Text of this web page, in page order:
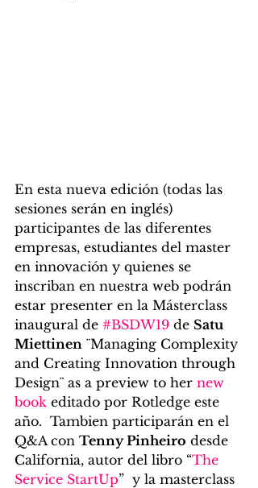
En esta nueva edición (todas las
sesiones serán en inglés)
participantes de las diferentes
empresas, estudiantes del master
en innovación y quienes se
inscriban en nuestra web podrán
estar presenter en la Másterclass
inaugural de #BSDW19 de Satu
Miettinen ¨Managing Complexity
and Creating Innovation through
Design¨ as a preview to her new
book editado por Rotledge este
año.  Tambien participarán en el
Q&A con Tenny Pinheiro desde
California, autor del libro “The
Service StartUp”  y la masterclass